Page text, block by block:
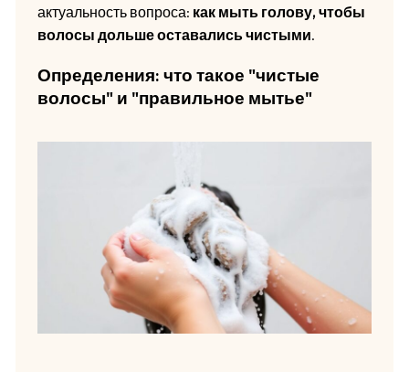
актуальность вопроса: как мыть голову, чтобы
волосы дольше оставались чистыми.
Определения: что такое "чистые
волосы" и "правильное мытье"